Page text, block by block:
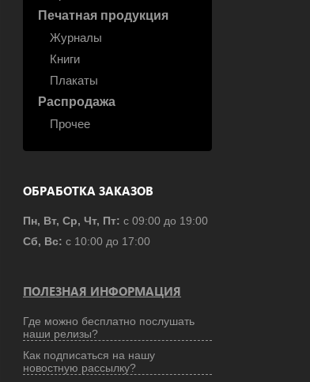
Печатная продукция
Журналы
Книги
Плакаты
Распродажа
Прочее
ОБРАБОТКА ЗАКАЗОВ
Пн, Вт, Ср, Чт, Пт: с 09:00 до 19:00
Сб, Вс: с 10:00 до 17:00
ПОЛЕЗНАЯ ИНФОРМАЦИЯ
Где можно бесплатно послушать
наши релизы?
Как подписаться на нашу
новостную рассылку?